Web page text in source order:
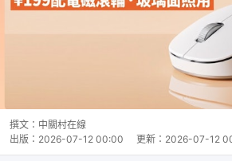
撰文： 中關村在線
出版： 2026-07-12 00:00 更新： 2026-07-12